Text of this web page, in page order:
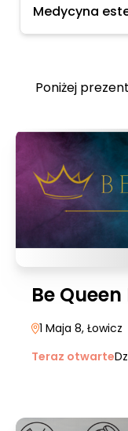
Medycyna
Poniżej
Be
1 Maja 8, Łowicz
Teraz otwarte